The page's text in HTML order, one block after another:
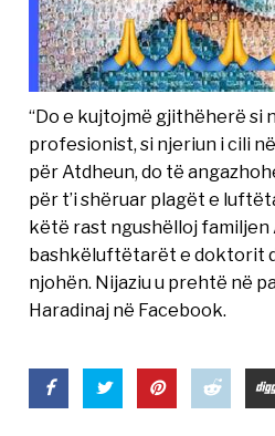
“Do e kujtojmë gjithëherë si
profesionist, si njeriun i cili
për Atdheun, do të
për t’i shëruar plagët e
këtë rast ngushëlloj
bashkëluftëtarët e doktorit
njohën. Nijaziu u prehtë në
Haradinaj në Facebook.